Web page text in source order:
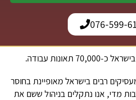
076-599-
תאונות עבודה.
רבים בישראל מאופיינת בחוסר
מדי, אנו נתקלים בניהול ששם את